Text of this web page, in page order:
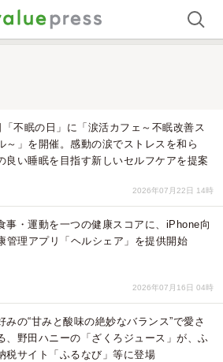
「不眠の日」に「涙活カフェ～不眠改善ス
～」を開催。感動の涙でストレスを和ら
良い睡眠を目指す新しいセルフケアを提案
2026年07月22日 14時
事・運動を一つの健康スコアに、iPhone向
管理アプリ「ヘルシェア」を提供開始
2026年07月16日 04時
みの“甘みと酸味の絶妙なバランス”で愛さ
、野田ハニーの「ざくろジュース」が、ふ
税サイト「ふるなび」等に登場